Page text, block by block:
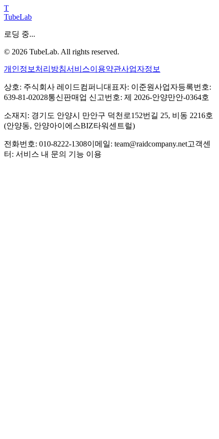
T
TubeLab
로딩 중...
© 2026 TubeLab. All rights reserved.
개인정보처리방침서비스이용약관사업자정보
상호: 주식회사 레이드컴퍼니 대표자: 이준원사업자등록번호:
639-81-02028통신판매업 신고번호: 제 2026-안양만안-0364호
소재지: 경기도 안양시 만안구 덕천로152번길 25, 비동 2216호
(안양동, 안양아이에스BIZ타워센트럴)
전화번호: 010-8222-1308이메일: team@raidcompany.net고객센
터: 서비스 내 문의 기능 이용